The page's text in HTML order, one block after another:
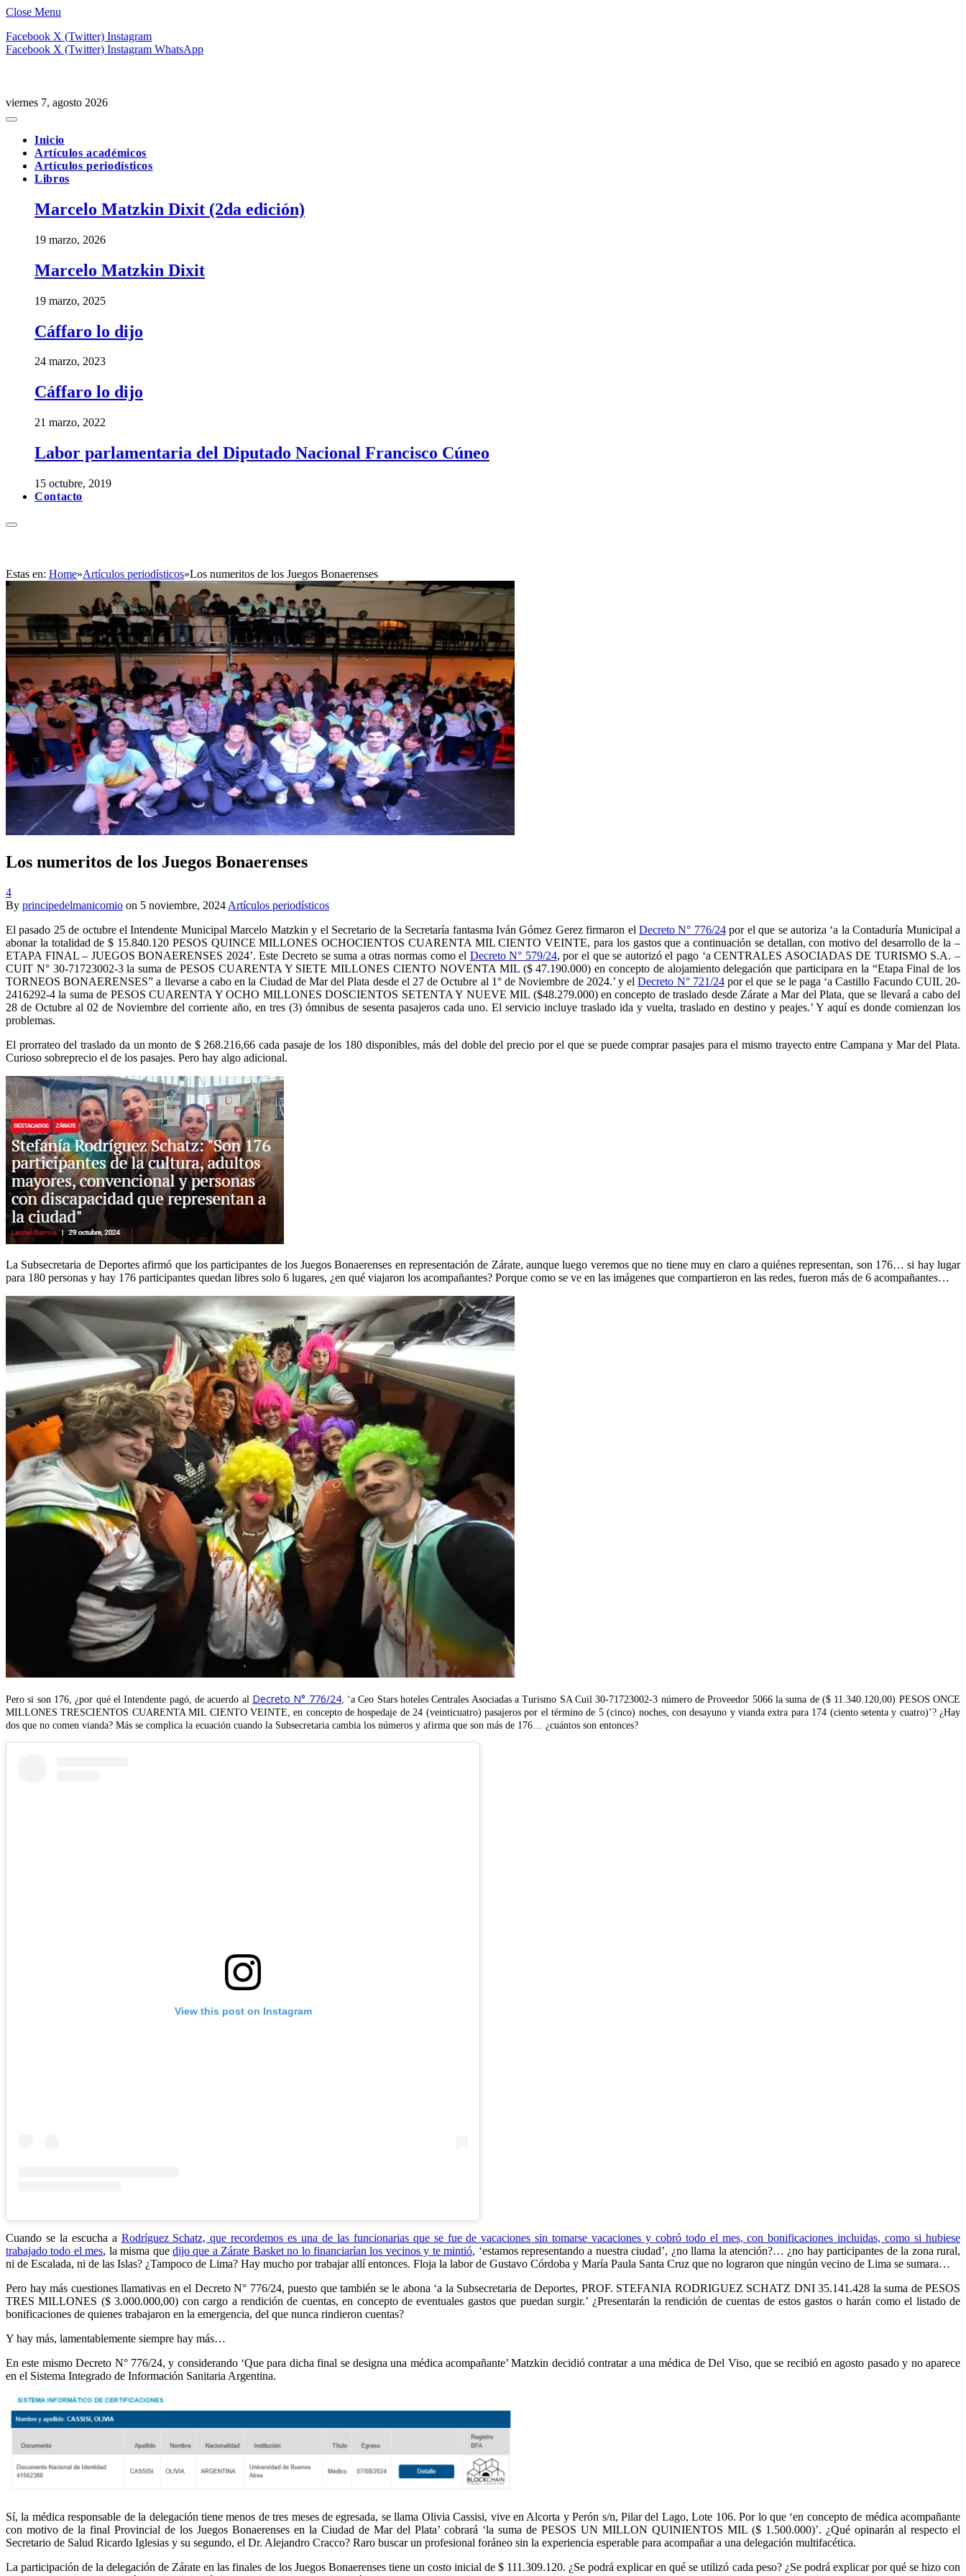
Close Menu
Facebook X (Twitter) Instagram
Facebook X (Twitter) Instagram WhatsApp
viernes 7, agosto 2026
Inicio
Artículos académicos
Artículos periodísticos
Libros
Marcelo Matzkin Dixit (2da edición)
19 marzo, 2026
Marcelo Matzkin Dixit
19 marzo, 2025
Cáffaro lo dijo
24 marzo, 2023
Cáffaro lo dijo
21 marzo, 2022
Labor parlamentaria del Diputado Nacional Francisco Cúneo
15 octubre, 2019
Contacto
Estas en: Home»Artículos periodísticos»Los numeritos de los Juegos Bonaerenses
Los numeritos de los Juegos Bonaerenses
4
By principedelmanicomio on 5 noviembre, 2024 Artículos periodísticos
El pasado 25 de octubre el Intendente Municipal Marcelo Matzkin y el Secretario de la Secretaría fantasma Iván Gómez Gerez firmaron elDecreto N° 776/24por el que se autoriza ‘a la Contaduría Municipal a
abonar la totalidad de $ 15.840.120 PESOS QUINCE MILLONES OCHOCIENTOS CUARENTA MIL CIENTO VEINTE, para los gastos que a continuación se detallan, con motivo del desarrollo de la –
ETAPA FINAL – JUEGOS BONAERENSES 2024’. Este Decreto se suma a otras normas como el Decreto N° 579/24, por el que se autorizó el pago ‘a CENTRALES ASOCIADAS DE TURISMO S.A. –
CUIT N° 30-71723002-3 la suma de PESOS CUARENTA Y SIETE MILLONES CIENTO NOVENTA MIL ($ 47.190.000) en concepto de alojamiento delegación que participara en la “Etapa Final de los
TORNEOS BONAERENSES” a llevarse a cabo en la Ciudad de Mar del Plata desde el 27 de Octubre al 1° de Noviembre de 2024.’ y elDecreto N° 721/24por el que se le paga ‘a Castillo Facundo CUIL 20-
2416292-4 la suma de PESOS CUARENTA Y OCHO MILLONES DOSCIENTOS SETENTA Y NUEVE MIL ($48.279.000) en concepto de traslado desde Zárate a Mar del Plata, que se llevará a cabo del
28 de Octubre al 02 de Noviembre del corriente año, en tres (3) ómnibus de sesenta pasajeros cada uno. El servicio incluye traslado ida y vuelta, traslado en destino y peajes.’ Y aquí es donde comienzan los
problemas.
El prorrateo del traslado da un monto de $ 268.216,66 cada pasaje de los 180 disponibles, más del doble del precio por el que se puede comprar pasajes para el mismo trayecto entre Campana y Mar del Plata.
Curioso sobreprecio el de los pasajes. Pero hay algo adicional.
La Subsecretaria de Deportes afirmó que los participantes de los Juegos Bonaerenses en representación de Zárate, aunque luego veremos que no tiene muy en claro a quiénes representan, son 176… si hay lugar
para 180 personas y hay 176 participantes quedan libres solo 6 lugares, ¿en qué viajaron los acompañantes? Porque como se ve en las imágenes que compartieron en las redes, fueron más de 6 acompañantes…
Pero si son 176, ¿por qué el Intendente pagó, de acuerdo al Decreto N° 776/24, ‘a Ceo Stars hoteles Centrales Asociadas a Turismo SA Cuil 30-71723002-3 número de Proveedor 5066 la suma de ($ 11.340.120,00) PESOS ONCE
MILLONES TRESCIENTOS CUARENTA MIL CIENTO VEINTE, en concepto de hospedaje de 24 (veinticuatro) pasajeros por el término de 5 (cinco) noches, con desayuno y vianda extra para 174 (ciento setenta y cuatro)’? ¿Hay
dos que no comen vianda? Más se complica la ecuación cuando la Subsecretaria cambia los números y afirma que son más de 176… ¿cuántos son entonces?
View this post on Instagram
Cuando se la escucha a Rodríguez Schatz, que recordemos es una de las funcionarias que se fue de vacaciones sin tomarse vacaciones y cobró todo el mes, con bonificaciones incluidas, como si hubiese
trabajado todo el mes, la misma quedijo que a Zárate Basket no lo financiarían los vecinos y te mintió, ‘estamos representando a nuestra ciudad’, ¿no llama la atención?… ¿no hay participantes de la zona rural,
ni de Escalada, ni de las Islas? ¿Tampoco de Lima? Hay mucho por trabajar allí entonces. Floja la labor de Gustavo Córdoba y María Paula Santa Cruz que no lograron que ningún vecino de Lima se sumara…
Pero hay más cuestiones llamativas en el Decreto N° 776/24, puesto que también se le abona ‘a la Subsecretaria de Deportes, PROF. STEFANIA RODRIGUEZ SCHATZ DNI 35.141.428 la suma de PESOS
TRES MILLONES ($ 3.000.000,00) con cargo a rendición de cuentas, en concepto de eventuales gastos que puedan surgir.’ ¿Presentarán la rendición de cuentas de estos gastos o harán como el listado de
bonificaciones de quienes trabajaron en la emergencia, del que nunca rindieron cuentas?
Y hay más, lamentablemente siempre hay más…
En este mismo Decreto N° 776/24, y considerando ‘Que para dicha final se designa una médica acompañante’ Matzkin decidió contratar a una médica de Del Viso, que se recibió en agosto pasado y no aparece
en el Sistema Integrado de Información Sanitaria Argentina.
Sí, la médica responsable de la delegación tiene menos de tres meses de egresada, se llama Olivia Cassisi, vive en Alcorta y Perón s/n, Pilar del Lago, Lote 106. Por lo que ‘en concepto de médica acompañante
con motivo de la final Provincial de los Juegos Bonaerenses en la Ciudad de Mar del Plata’ cobrará ‘la suma de PESOS UN MILLON QUINIENTOS MIL ($ 1.500.000)’. ¿Qué opinarán al respecto el
Secretario de Salud Ricardo Iglesias y su segundo, el Dr. Alejandro Cracco? Raro buscar un profesional foráneo sin la experiencia esperable para acompañar a una delegación multifacética.
La participación de la delegación de Zárate en las finales de los Juegos Bonaerenses tiene un costo inicial de $ 111.309.120. ¿Se podrá explicar en qué se utilizó cada peso? ¿Se podrá explicar por qué se hizo con